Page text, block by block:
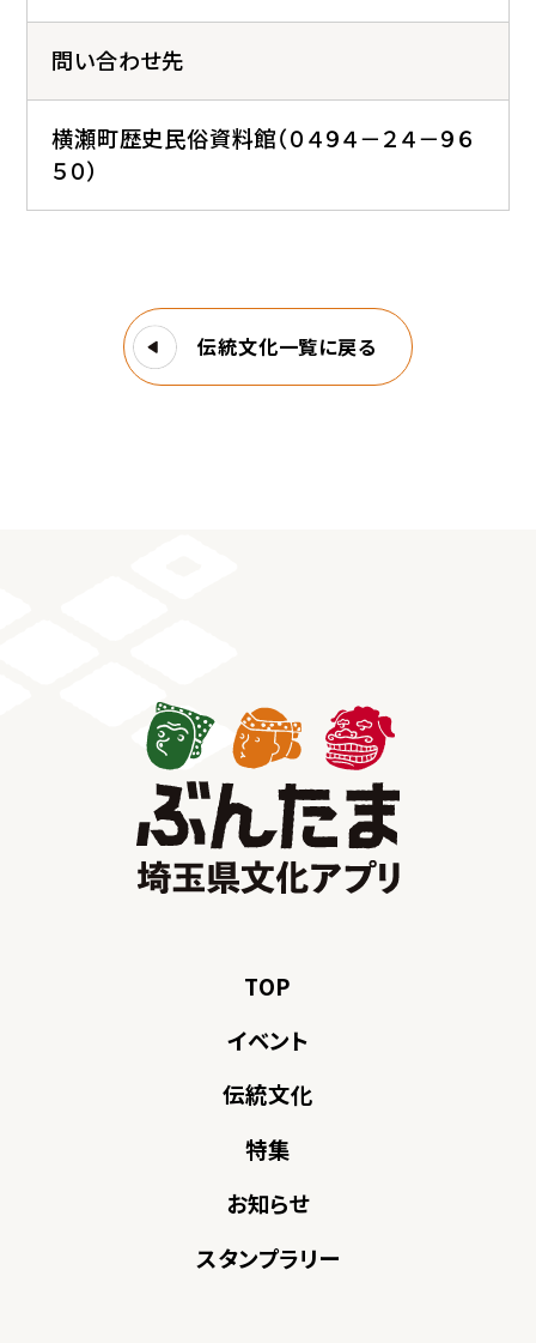
問い合わせ先
横瀬町歴史民俗資料館（０４９４－２４－９６
５０）
伝統文化一覧に戻る
TOP
イベント
伝統文化
特集
お知らせ
スタンプラリー